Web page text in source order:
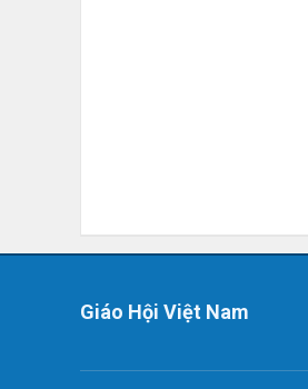
Giáo Hội Việt Nam